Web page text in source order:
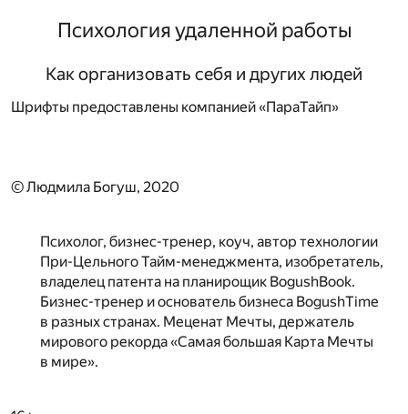
Психология удаленной работы
Как организовать себя и других людей
Шрифты предоставлены компанией «ПараТайп»
© Людмила Богуш, 2020
Психолог, бизнес-тренер, коуч, автор технологии
При-Цельного Тайм-менеджмента, изобретатель,
владелец патента на планирощик BogushBook.
Бизнес-тренер и основатель бизнеса BogushTime
в разных странах. Меценат Мечты, держатель
мирового рекорда «Самая большая Карта Мечты
в мире».